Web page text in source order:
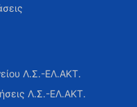
Λ.Σ.-ΕΛ.ΑΚΤ.
Λ.Σ.-ΕΛ.ΑΚΤ.